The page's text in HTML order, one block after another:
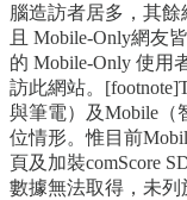
腦造訪者居多，其
且 Mobile-Only網友
的 Mobile-Only 使用
訪此網站。
與筆電）及Mobile（
位情形。惟目前
頁及加裝comScore
數據無法取得，未